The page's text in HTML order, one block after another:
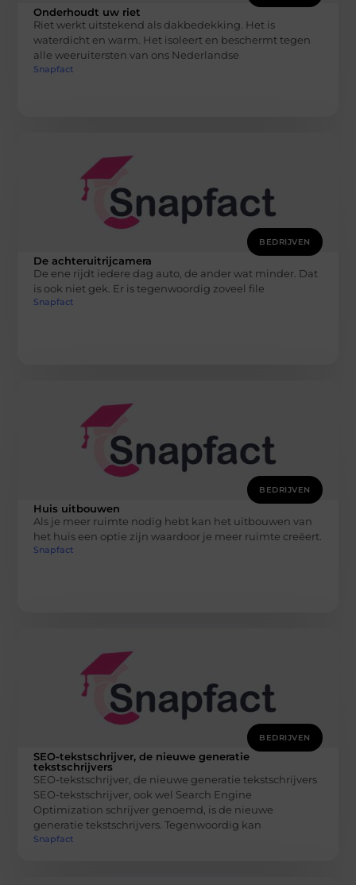
Onderhoudt uw riet
Riet werkt uitstekend als dakbedekking. Het is
waterdicht en warm. Het isoleert en beschermt tegen
alle weeruitersten van ons Nederlandse
Snapfact
BEDRIJVEN
De achteruitrijcamera
De ene rijdt iedere dag auto, de ander wat minder. Dat
is ook niet gek. Er is tegenwoordig zoveel file
Snapfact
BEDRIJVEN
Huis uitbouwen
Als je meer ruimte nodig hebt kan het uitbouwen van
het huis een optie zijn waardoor je meer ruimte creëert.
Snapfact
BEDRIJVEN
SEO-tekstschrijver, de nieuwe generatie
tekstschrijvers
SEO-tekstschrijver, de nieuwe generatie tekstschrijvers
SEO-tekstschrijver, ook wel Search Engine
Optimization schrijver genoemd, is de nieuwe
generatie tekstschrijvers. Tegenwoordig kan
Snapfact